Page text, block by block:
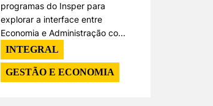
programas do Insper para
explorar a interface entre
Economia e Administração co...
INTEGRAL
GESTÃO E ECONOMIA